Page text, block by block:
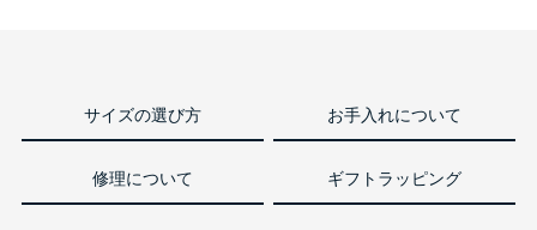
サイズの選び方 お手入れについて
修理について ギフトラッピング